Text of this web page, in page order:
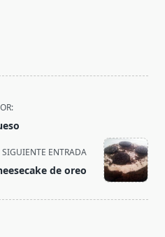
SIGUIENTE ENTRADA
de oreo